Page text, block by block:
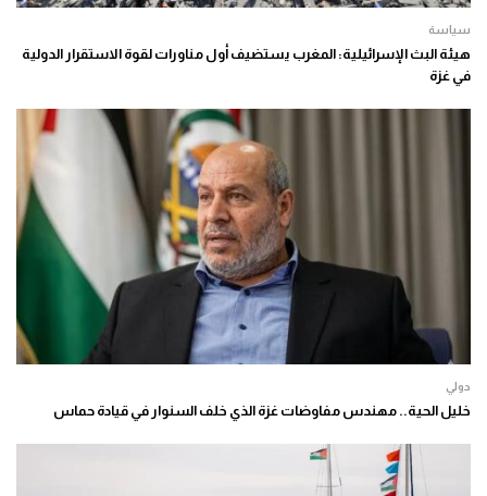
سياسة
هيئة البث الإسرائيلية: المغرب يستضيف أول مناورات لقوة الاستقرار الدولية
في غزة
دولي
خليل الحية.. مهندس مفاوضات غزة الذي خلف السنوار في قيادة حماس